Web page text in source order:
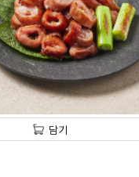
담기